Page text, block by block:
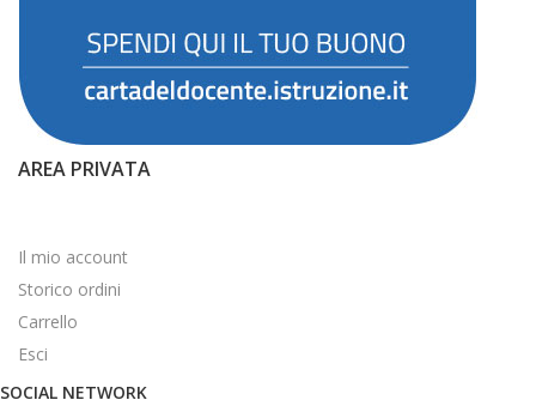
AREA PRIVATA
Il mio account
Storico ordini
Carrello
Esci
SOCIAL NETWORK